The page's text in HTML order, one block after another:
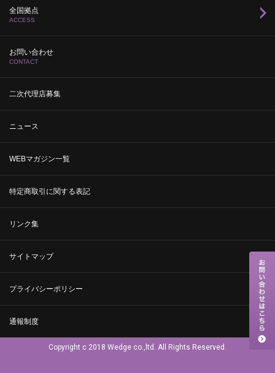
全国拠点
ACCESS
お問い合わせ
CONTACT
二次代理店募集
ニュース
WEBマガジン一覧
特定商取引に関する表記
リンク集
サイトマップ
プライバシーポリシー
通報制度
Copyright c 2018 Wedge co.,ltd. All Rights Reserved.